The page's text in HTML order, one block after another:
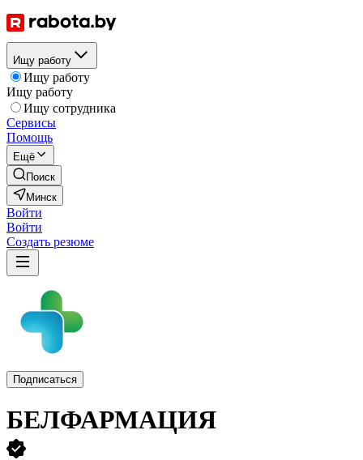
Ищу работу
Ищу работу
Ищу работу
Ищу сотрудника
Сервисы
Помощь
Ещё
Поиск
Минск
Войти
Войти
Создать резюме
Подписаться
БЕЛФАРМАЦИЯ